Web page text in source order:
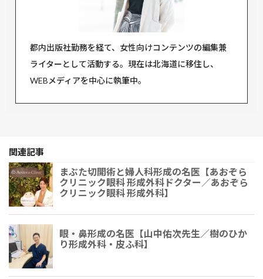
都内出版社勤務を経て、女性向けコンテンツの編集兼
ライターとして活動する。現在は北海道に移住し、
WEBメディアを中心に執筆中。
関連記事
まぶた切開術と婦人科形成の名医【あおぞら
クリニック眼科 形成外科ドクター／あおぞら
クリニック眼科 形成外科】
眼・鼻形成の名医【山中佑次先生／樹のひか
り形成外科・皮ふ科】